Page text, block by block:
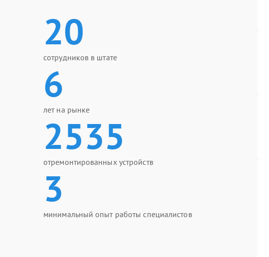
20
сотрудников в штате
6
лет на рынке
2535
отремонтированных устройств
3
минимальный опыт работы специалистов